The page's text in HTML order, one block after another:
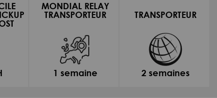
MONDIAL RELAY
TRANSPORTEUR
1 semaine
TRANSPORTEUR
2 semaines